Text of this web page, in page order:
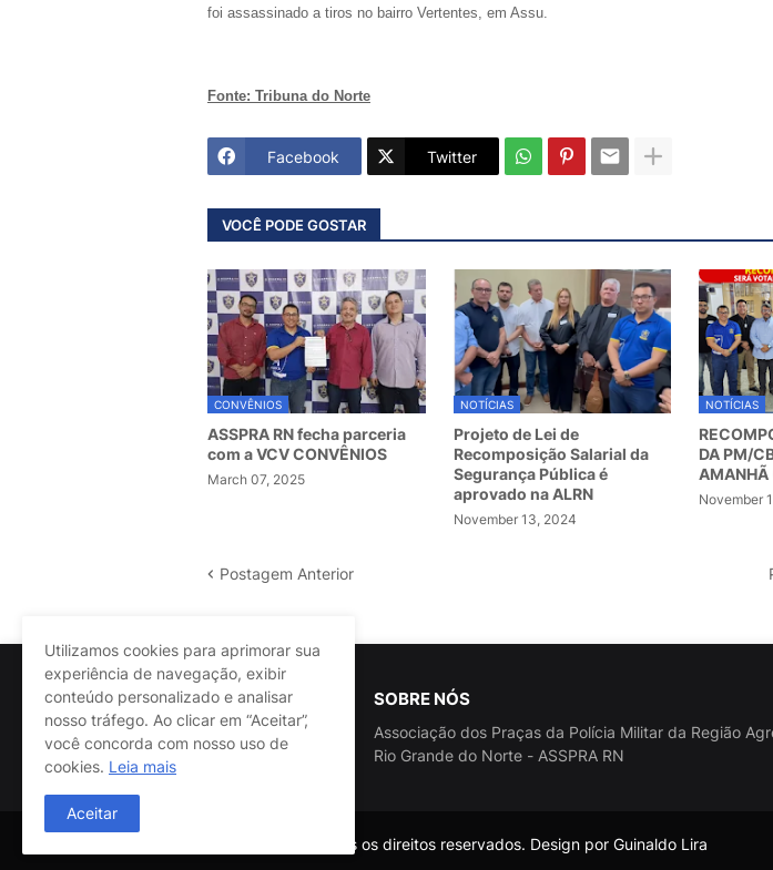
foi assassinado a tiros no bairro Vertentes, em Assu.
Fonte: Tribuna do Norte
Facebook Twitter
VOCÊ PODE GOSTAR
CONVÊNIOS
ASSPRA RN fecha parceria
com a VCV CONVÊNIOS
March 07, 2025
NOTÍCIAS
Projeto de Lei de
Recomposição Salarial da
Segurança Pública é
aprovado na ALRN
November 13, 2024
NOTÍCIAS
DA PM/
AMANHÃ
November
Postagem Anterior
SOBRE NÓS
Associação dos Praças da Polícia Militar da Região
Rio Grande do Norte - ASSPRA RN
@ASSPRA RN Todos os direitos reservados. Design por Guinaldo Lira
Utilizamos cookies para aprimorar sua
experiência de navegação, exibir
conteúdo personalizado e analisar
nosso tráfego. Ao clicar em “Aceitar”,
você concorda com nosso uso de
cookies. Leia mais
Aceitar